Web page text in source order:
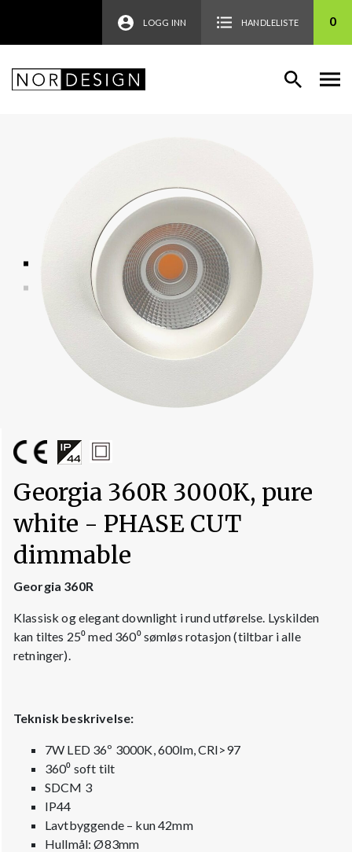
LOGG INN HANDLELISTE 0
Georgia 360R 3000K, pure
white - PHASE CUT
dimmable
Georgia 360R
Klassisk og elegant downlight i rund utførelse. Lyskilden
kan tiltes 25⁰ med 360⁰ sømløs rotasjon (tiltbar i alle
retninger).
Teknisk beskrivelse:
7W LED 36º 3000K, 600lm, CRI>97
360⁰ soft tilt
SDCM 3
IP44
Lavtbyggende – kun 42mm
Hullmål: Ø83mm